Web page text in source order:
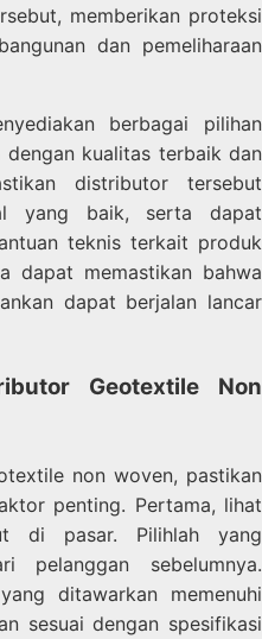
memberikan proteksi
dan pemeliharaan
berbagai pilihan
kualitas terbaik dan
distributor tersebut
yang baik, serta dapat
teknis terkait produk
dapat memastikan bahwa
dapat berjalan lancar
Geotextile Non
non woven, pastikan
penting. Pertama, lihat
di pasar. Pilihlah yang
pelanggan sebelumnya.
ditawarkan memenuhi
sesuai dengan spesifikasi